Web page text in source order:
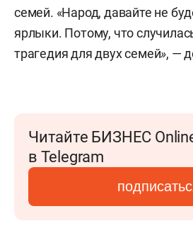
семей. «Народ, давайте не
ярлыки. Потому, что
трагедия для двух семей», —
Читайте БИЗНЕС
в Telegram